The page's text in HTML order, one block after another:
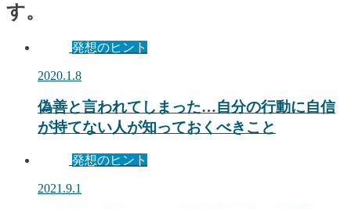
す。
発想のヒント
2020.1.8
偽善と言われてしまった…自分の行動に自信
が持てない人が知っておくべきこと
発想のヒント
2021.9.1